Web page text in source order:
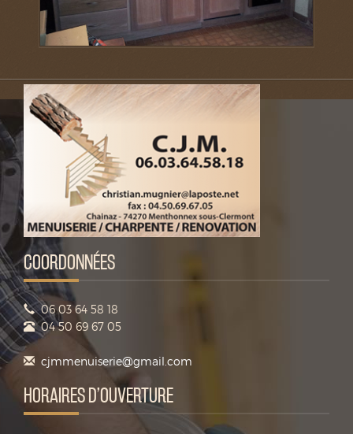
COORDONNÉES
06 03 64 58 18
04 50 69 67 05
cjmmenuiserie@gmail.com
HORAIRES D’OUVERTURE